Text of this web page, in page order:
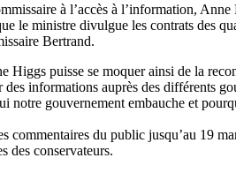
à l’accès à l’information,
le ministre divulgue les contrats des
Bertrand.
Higgs puisse se moquer ainsi de la
des informations auprès des
notre gouvernement embauche et
commentaires du public jusqu’au 19
des conservateurs.